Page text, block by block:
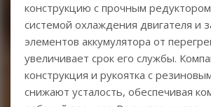
конструкцию с прочным
системой охлаждения двигателя и
элементов аккумулятора от
увеличивает срок его службы.
конструкция и рукоятка с
снижают усталость, обеспечивая